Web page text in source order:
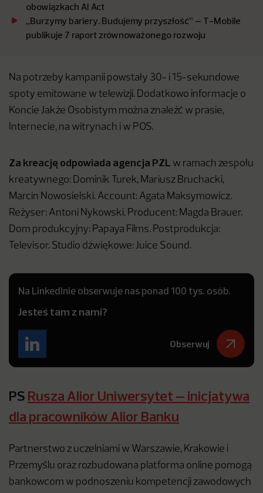
obowiązkach AI Act
„Burzymy bariery. Budujemy przyszłość” – T-Mobile
publikuje 7 raport zrównoważonego rozwoju
Na potrzeby kampanii powstały 30- i 15-sekundowe
spoty emitowane w telewizji. Dodatkowo informacje o
Koncie Jakże Osobistym można znaleźć w prasie,
Internecie, na witrynach i w POS.
Za kreację odpowiada agencja PZL w ramach zespołu
kreatywnego: Dominik Turek, Mariusz Bruchacki,
Marcin Nowosielski. Account: Agata Maksymowicz.
Reżyser: Antoni Nykowski. Producent: Magda Brauer.
Dom produkcyjny: Papaya Films. Postprodukcja:
Televisor. Studio dźwiękowe: Juice Sound.
Na LinkedInie obserwuje nas ponad 100 tys. osób.
Jesteś tam z nami?
Obserwuj
PS Rusza Alior Uniwersytet – inicjatywa
dla pracowników Alior Banku
Partnerstwo z uczelniami w Warszawie, Krakowie i
Przemyślu oraz rozbudowana platforma online pomogą
bankowcom w podnoszeniu kompetencji zawodowych